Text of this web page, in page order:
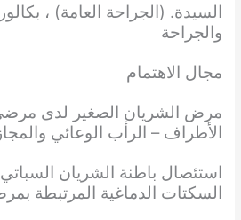
السيدة. (الجراحة العامة) ،
والجراحة
مجال الاهتمام
مرض الشريان الصغير لدى مرضى
الأطراف – الرأب الوعائي
استئصال باطنة الشريان
السكتات الدماغية المرتبطة